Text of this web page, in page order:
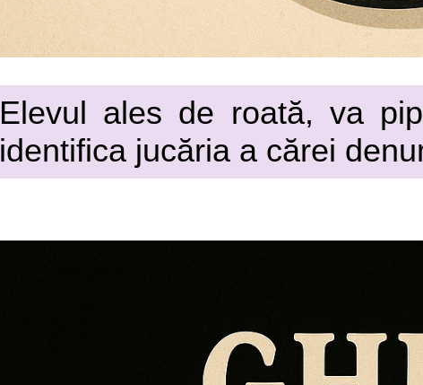
Elevul ales de roată, va
identifica jucăria a cărei